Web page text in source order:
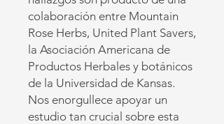
colaboración entre Mountain
Rose Herbs, United Plant Savers,
la Asociación Americana de
Productos Herbales y botánicos
de la Universidad de Kansas.
Nos enorgullece apoyar un
estudio tan crucial sobre esta